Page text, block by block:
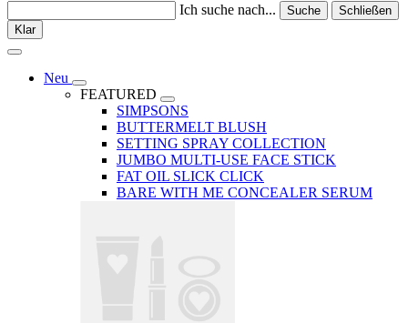
Ich suche nach... Suche
Schließen
Klar
Neu
FEATURED
SIMPSONS
BUTTERMELT BLUSH
SETTING SPRAY COLLECTION
JUMBO MULTI-USE FACE STICK
FAT OIL SLICK CLICK
BARE WITH ME CONCEALER SERUM